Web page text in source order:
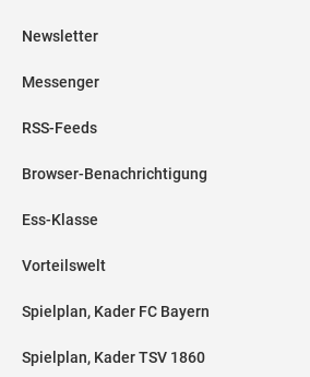
Newsletter
Messenger
RSS-Feeds
Browser-Benachrichtigung
Ess-Klasse
Vorteilswelt
Spielplan, Kader FC Bayern
Spielplan, Kader TSV 1860